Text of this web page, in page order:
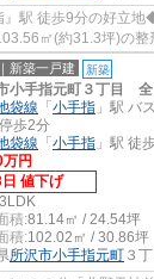
分の好立地◆◆ 〇開放感のあ
㎡(約31.3坪)の
街 〇解体費用の掛...
新築一戸建 新築
小手指元町３丁目
袋線 「 小手指 」駅 バ
歩2分
袋線 「 小手指 」駅 徒
円
値下げ
3LDK
積:81.14㎡ / 24.54坪
積:102.02㎡ / 30.86坪
所沢市小手指元町 ３